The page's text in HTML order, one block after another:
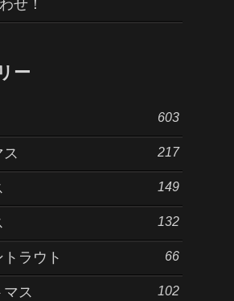
せ！
ー
603
217
149
132
ラウト 66
ス 102